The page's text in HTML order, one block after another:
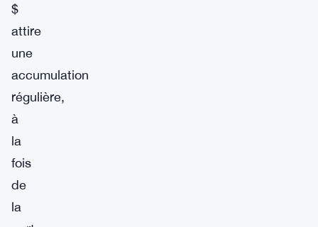
$
attire
une
accumulation
régulière,
à
la
fois
de
la